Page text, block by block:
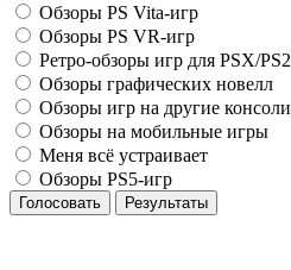
Обзоры PS Vita-игр
Обзоры PS VR-игр
Ретро-обзоры игр для PSX/PS2
Обзоры графических новелл
Обзоры игр на другие консоли
Обзоры на мобильные игры
Меня всё устраивает
Обзоры PS5-игр
Голосовать Результаты